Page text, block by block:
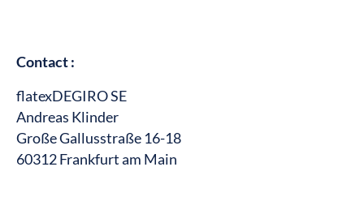
Contact :
flatexDEGIRO SE
Andreas Klinder
Große Gallusstraße 16-18
60312 Frankfurt am Main